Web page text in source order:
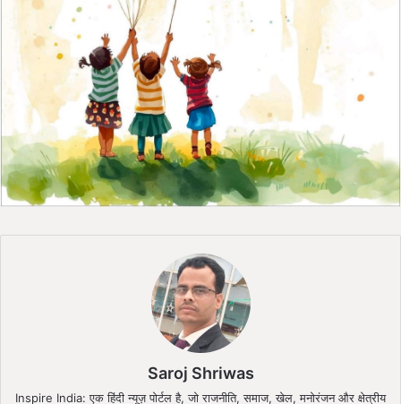
Saroj Shriwas
Inspire India: एक हिंदी न्यूज़ पोर्टल है, जो राजनीति, समाज, खेल, मनोरंजन और क्षेत्रीय